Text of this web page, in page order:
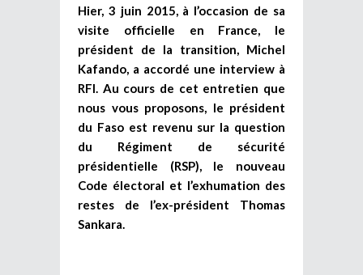
Hier, 3 juin 2015, à l’occasion de sa
visite officielle en France, le
président de la transition, Michel
Kafando, a accordé une interview à
RFI. Au cours de cet entretien que
nous vous proposons, le président
du Faso est revenu sur la question
du Régiment de sécurité
présidentielle (RSP), le nouveau
Code électoral et l’exhumation des
restes de l’ex-président Thomas
Sankara.